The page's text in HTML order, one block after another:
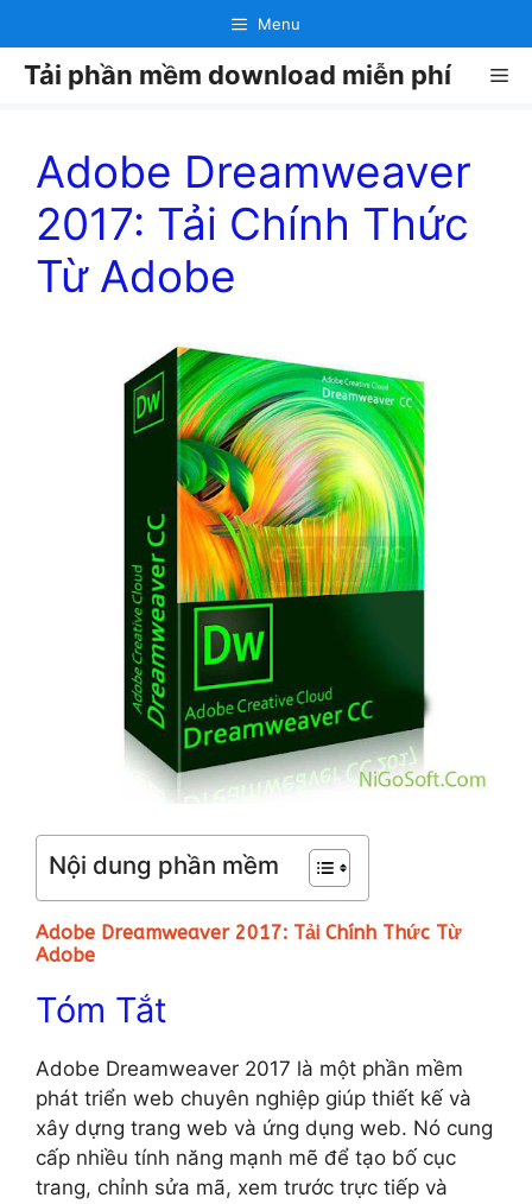
đến
nội
Menu
Tải phần mềm download miễn phí
Adobe Dreamweaver
2017: Tải Chính Thức
Từ Adobe
Nội dung phần mềm
Adobe Dreamweaver 2017: Tải Chính Thức Từ
Adobe
Tóm Tắt
Adobe Dreamweaver 2017 là một phần mềm
phát triển web chuyên nghiệp giúp thiết kế và
xây dựng trang web và ứng dụng web. Nó cung
cấp nhiều tính năng mạnh mẽ để tạo bố cục
trang, chỉnh sửa mã, xem trước trực tiếp và